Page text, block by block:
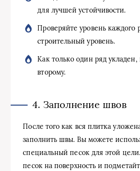
для лучшей устойчивости.
Проверяйте уровень каждого
строительный уровень.
Как только один ряд укладен,
второму.
4. Заполнение швов
После того как вся плитка
заполнить швы. Вы можете
специальный песок для этой
песок на поверхность и